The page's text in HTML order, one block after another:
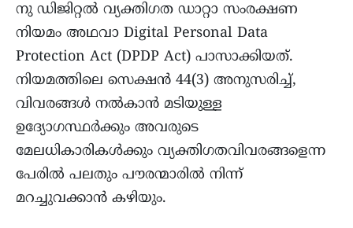
നു ഡിജിറ്റൽ വ്യക്തിഗത ഡാറ്റാ സംരക്ഷണ
നിയമം അഥവാ Digital Personal Data
Protection Act (DPDP Act) പാസാക്കിയത്.
നിയമത്തിലെ സെക്ഷൻ 44(3) അനുസരിച്ച്,
വിവരങ്ങൾ നൽകാന്‍ മടിയുള്ള
ഉദ്യോഗസ്ഥർക്കും അവരുടെ
മേലധികാരികൾക്കും വ്യക്തിഗതവിവരങ്ങളെന്ന
പേരില്‍ പലതും പൗരന്മാരില്‍ നിന്ന്
മറച്ചുവക്കാൻ കഴിയും.